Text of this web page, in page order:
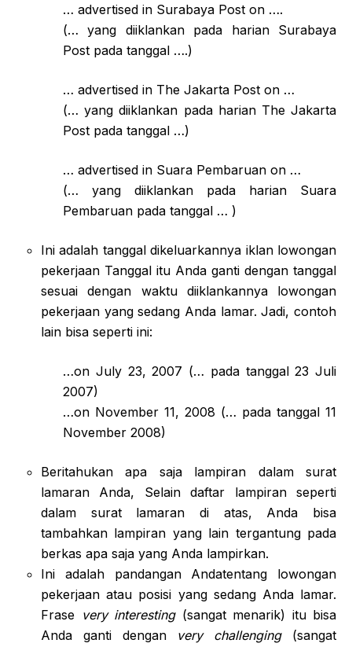
… advertised in Surabaya Post on ….
(… yang diiklankan pada harian Surabaya
Post pada tanggal ….)
… advertised in The Jakarta Post on …
(… yang diiklankan pada harian The Jakarta
Post pada tanggal …)
… advertised in Suara Pembaruan on …
(… yang diiklankan pada harian Suara
Pembaruan pada tanggal … )
Ini adalah tanggal dikeluarkannya iklan lowongan
pekerjaan Tanggal itu Anda ganti dengan tanggal
sesuai dengan waktu diiklankannya lowongan
pekerjaan yang sedang Anda lamar. Jadi, contoh
lain bisa seperti ini:
…on July 23, 2007 (… pada tanggal 23 Juli
2007)
…on November 11, 2008 (… pada tanggal 11
November 2008)
Beritahukan apa saja lampiran dalam surat
lamaran Anda, Selain daftar lampiran seperti
dalam surat lamaran di atas, Anda bisa
tambahkan lampiran yang lain tergantung pada
berkas apa saja yang Anda lampirkan.
Ini adalah pandangan Andatentang lowongan
pekerjaan atau posisi yang sedang Anda lamar.
Frase very interesting(sangat menarik) itu bisa
Anda ganti dengan very challenging(sangat